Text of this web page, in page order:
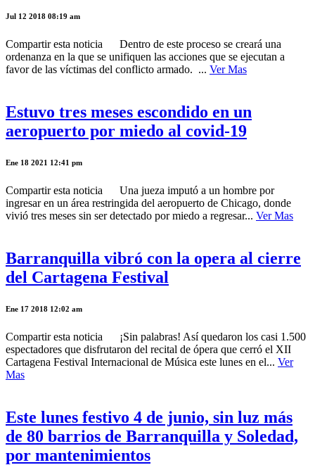
Jul 12 2018 08:19 am
Compartir esta noticia Dentro de este proceso se creará una
ordenanza en la que se unifiquen las acciones que se ejecutan a
favor de las víctimas del conflicto armado. ... Ver Mas
Estuvo tres meses escondido en un
aeropuerto por miedo al covid-19
Ene 18 2021 12:41 pm
Compartir esta noticia Una jueza imputó a un hombre por
ingresar en un área restringida del aeropuerto de Chicago, donde
vivió tres meses sin ser detectado por miedo a regresar... Ver Mas
Barranquilla vibró con la opera al cierre
del Cartagena Festival
Ene 17 2018 12:02 am
Compartir esta noticia ¡Sin palabras! Así quedaron los casi 1.500
espectadores que disfrutaron del recital de ópera que cerró el XII
Cartagena Festival Internacional de Música este lunes en el... Ver
Mas
Este lunes festivo 4 de junio, sin luz más
de 80 barrios de Barranquilla y Soledad,
por mantenimientos